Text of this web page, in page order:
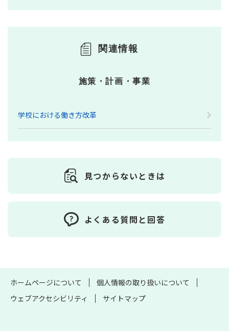
関連情報
施策・計画・事業
学校における働き方改革
見つからないときは
よくある質問と回答
ホームページについて
個人情報の取り扱いについて
ウェブアクセシビリティ
サイトマップ